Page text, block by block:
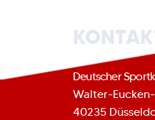
Deutscher
Walter-
40235